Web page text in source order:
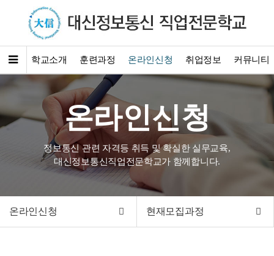
학교소개 훈련과정 온라인신청 취업정보 커뮤니티
온라인신청
정보통신 관련 자격등 취득 및 확실한 실무교육,
대신정보통신직업전문학교가 함께합니다.
온라인신청 현재모집과정